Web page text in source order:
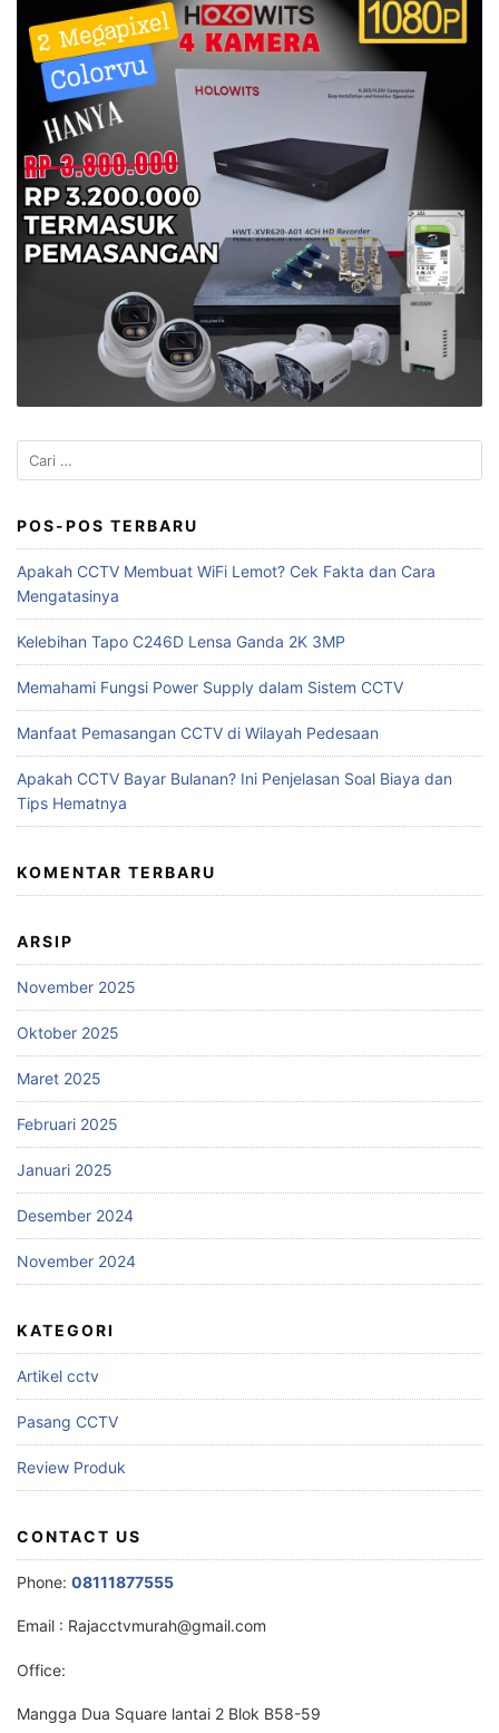
Cari
untuk:
POS-POS TERBARU
Apakah CCTV Membuat WiFi Lemot? Cek Fakta dan Cara
Mengatasinya
Kelebihan Tapo C246D Lensa Ganda 2K 3MP
Memahami Fungsi Power Supply dalam Sistem CCTV
Manfaat Pemasangan CCTV di Wilayah Pedesaan
Apakah CCTV Bayar Bulanan? Ini Penjelasan Soal Biaya dan
Tips Hematnya
KOMENTAR TERBARU
ARSIP
November 2025
Oktober 2025
Maret 2025
Februari 2025
Januari 2025
Desember 2024
November 2024
KATEGORI
Artikel cctv
Pasang CCTV
Review Produk
CONTACT US
Phone: 08111877555
Email : Rajacctvmurah@gmail.com
Office:
Mangga Dua Square lantai 2 Blok B58-59